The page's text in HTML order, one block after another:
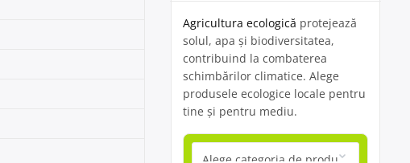
Agricultura ecologică protejează
solul, apa și biodiversitatea,
contribuind la combaterea
schimbărilor climatice. Alege
produsele ecologice locale pentru
tine și pentru mediu.